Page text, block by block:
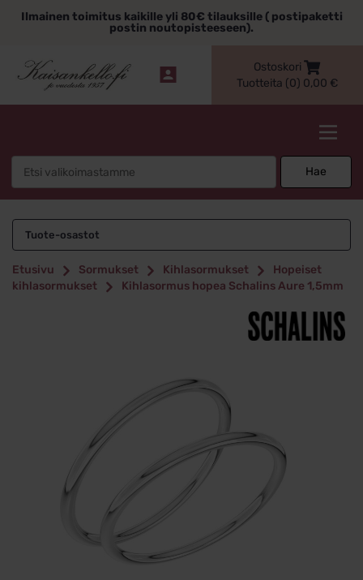
sisältöönIlmainen toimitus kaikille yli 80€ tilauksille ( postipaketti
postin noutopisteeseen).
Ostoskori
Tuotteita (0) 0,00 €
Hae
Tuote-osastot
Etusivu Sormukset Kihlasormukset
Hopeiset
kihlasormukset
Kihlasormus hopea Schalins Aure 1,5mm